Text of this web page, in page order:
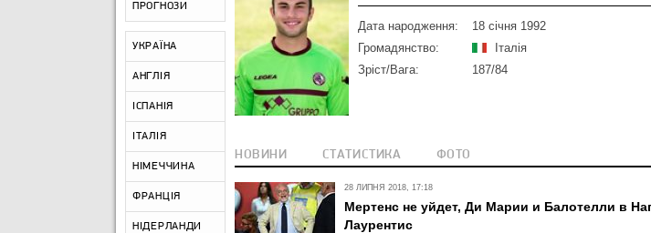
ПРОГНОЗИ
УКРАЇНА
АНГЛІЯ
ІСПАНІЯ
ІТАЛІЯ
НІМЕЧЧИНА
ФРАНЦІЯ
НІДЕРЛАНДИ
Дата народження:
18 січня 1992
Громадянство:
Італія
Зріст/Вага:
187/84
НОВИНИ СТАТИСТИКА ФОТО
28 ЛИПНЯ 2018, 17:18
Мертенс не уйдет, Ди Марии и Балотелли в
Лаурентис